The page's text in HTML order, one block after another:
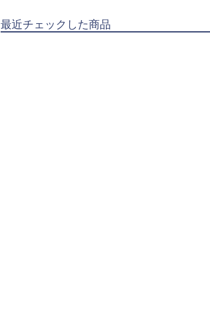
最近チェックした商品